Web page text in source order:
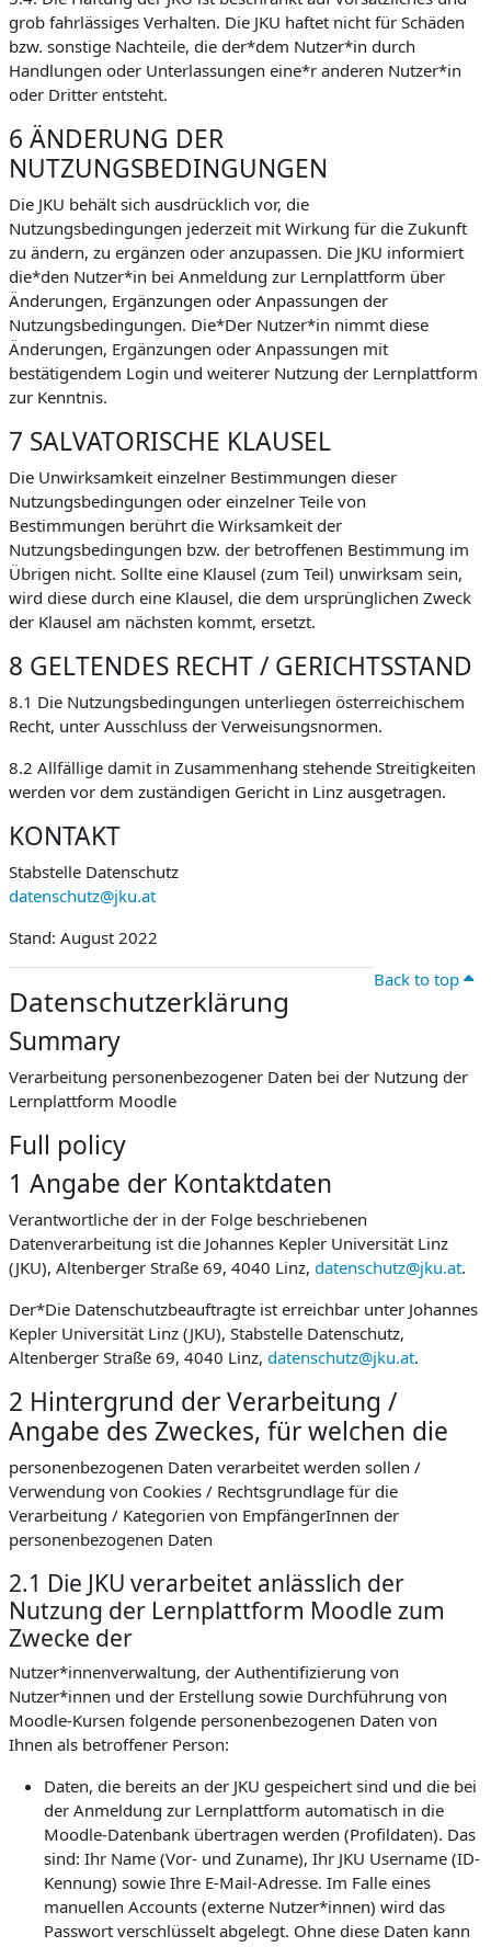
grob fahrlässiges Verhalten. Die JKU haftet nicht für Schäden
bzw. sonstige Nachteile, die der*dem Nutzer*in durch
Handlungen oder Unterlassungen eine*r anderen Nutzer*in
oder Dritter entsteht.
6 ÄNDERUNG DER
NUTZUNGSBEDINGUNGEN
Die JKU behält sich ausdrücklich vor, die
Nutzungsbedingungen jederzeit mit Wirkung für die Zukunft
zu ändern, zu ergänzen oder anzupassen. Die JKU informiert
die*den Nutzer*in bei Anmeldung zur Lernplattform über
Änderungen, Ergänzungen oder Anpassungen der
Nutzungsbedingungen. Die*Der Nutzer*in nimmt diese
Änderungen, Ergänzungen oder Anpassungen mit
bestätigendem Login und weiterer Nutzung der Lernplattform
zur Kenntnis.
7 SALVATORISCHE KLAUSEL
Die Unwirksamkeit einzelner Bestimmungen dieser
Nutzungsbedingungen oder einzelner Teile von
Bestimmungen berührt die Wirksamkeit der
Nutzungsbedingungen bzw. der betroffenen Bestimmung im
Übrigen nicht. Sollte eine Klausel (zum Teil) unwirksam sein,
wird diese durch eine Klausel, die dem ursprünglichen Zweck
der Klausel am nächsten kommt, ersetzt.
8 GELTENDES RECHT / GERICHTSSTAND
8.1 Die Nutzungsbedingungen unterliegen österreichischem
Recht, unter Ausschluss der Verweisungsnormen.
8.2 Allfällige damit in Zusammenhang stehende Streitigkeiten
werden vor dem zuständigen Gericht in Linz ausgetragen.
KONTAKT
Stabstelle Datenschutz
datenschutz@jku.at
Stand: August 2022
Back to top
Datenschutzerklärung
Summary
Verarbeitung personenbezogener Daten bei der Nutzung der
Lernplattform Moodle
Full policy
1 Angabe der Kontaktdaten
Verantwortliche der in der Folge beschriebenen
Datenverarbeitung ist die Johannes Kepler Universität Linz
(JKU), Altenberger Straße 69, 4040 Linz, datenschutz@jku.at.
Der*Die Datenschutzbeauftragte ist erreichbar unter Johannes
Kepler Universität Linz (JKU), Stabstelle Datenschutz,
Altenberger Straße 69, 4040 Linz, datenschutz@jku.at.
2 Hintergrund der Verarbeitung /
Angabe des Zweckes, für welchen die
personenbezogenen Daten verarbeitet werden sollen /
Verwendung von Cookies / Rechtsgrundlage für die
Verarbeitung / Kategorien von EmpfängerInnen der
personenbezogenen Daten
2.1 Die JKU verarbeitet anlässlich der
Nutzung der Lernplattform Moodle zum
Zwecke der
Nutzer*innenverwaltung, der Authentifizierung von
Nutzer*innen und der Erstellung sowie Durchführung von
Moodle-Kursen folgende personenbezogenen Daten von
Ihnen als betroffener Person:
Daten, die bereits an der JKU gespeichert sind und die bei
der Anmeldung zur Lernplattform automatisch in die
Moodle-Datenbank übertragen werden (Profildaten). Das
sind: Ihr Name (Vor- und Zuname), Ihr JKU Username (ID-
Kennung) sowie Ihre E-Mail-Adresse. Im Falle eines
manuellen Accounts (externe Nutzer*innen) wird das
Passwort verschlüsselt abgelegt. Ohne diese Daten kann